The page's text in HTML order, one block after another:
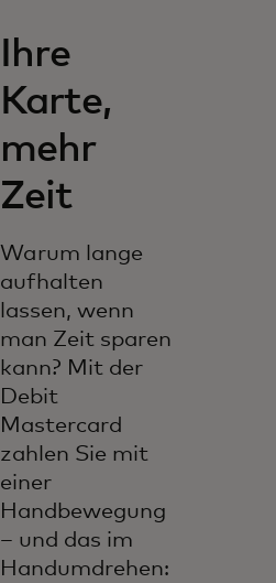
Ihre
Karte,
mehr
Zeit
Warum lange
aufhalten
lassen, wenn
man Zeit sparen
kann? Mit der
Debit
Mastercard
zahlen Sie mit
einer
Handbewegung
– und das im
Handumdrehen: